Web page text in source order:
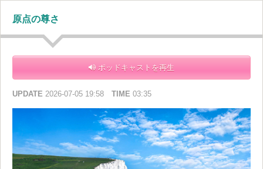
原点の尊さ
ポッドキャストを再生
UPDATE 2026-07-05 19:58 TIME 03:35